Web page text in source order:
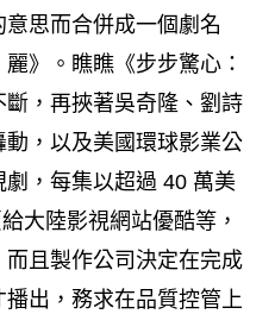
思而合併成一個劇名
》。瞧瞧《步步驚心：
，再挾著吳奇隆、劉詩
，以及美國環球影業公
，每集以超過 40 萬美
大陸影視網站優酷等，
且製作公司決定在完成
出，務求在品質控管上